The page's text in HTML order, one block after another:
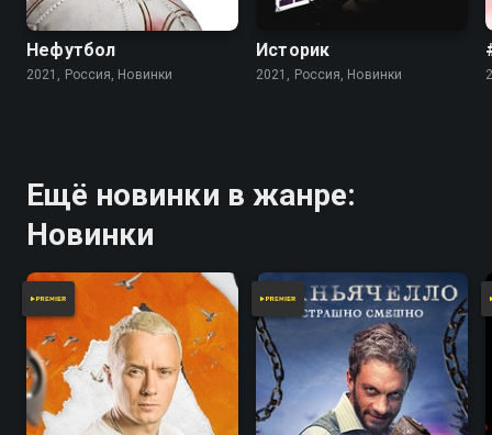
Нефутбол
2021, Россия, Новинки
Историк
2021, Россия, Новинки
Ещё новинки в жанре:
Новинки